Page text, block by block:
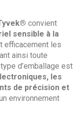
convient
sensible à la
efficacement les
ainsi toute
d’emballage est
les
de précision et
environnement